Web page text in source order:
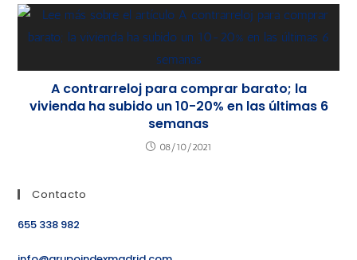
A contrarreloj para comprar barato; la
vivienda ha subido un 10-20% en las últimas 6
semanas
08/10/2021
Contacto
655 338 982